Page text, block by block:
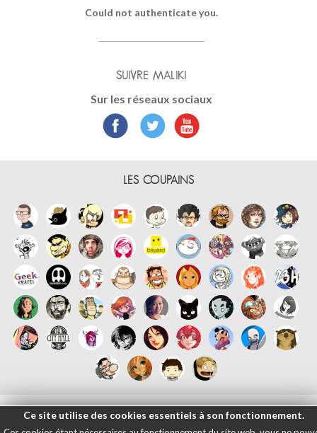
Could not authenticate you.
SUIVRE MALIKI
Sur les réseaux sociaux
LES COUPAINS
FrançaisEnglishEspañol日本語|Mentions légales- © Maliki, 2005-
2026
Ce site utilise des cookies essentiels à son fonctionnement.